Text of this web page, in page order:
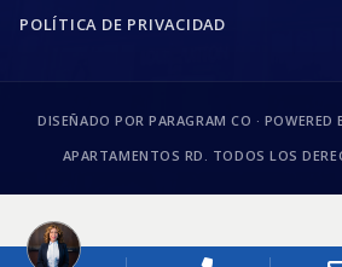
POLÍTICA DE PRIVACIDAD
DISEÑADO POR PARAGRAM CO · POWERED
APARTAMENTOS RD. TODOS LOS